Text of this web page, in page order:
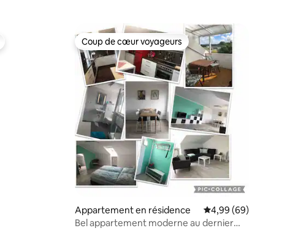
Coup de cœur voyageurs
Coup de cœur voyageurs
Appartement en résidence Évaluation moyenne
4,99 (69)
Bel appartement moderne au dernier